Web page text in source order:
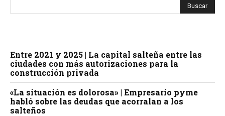
Entre 2021 y 2025 | La capital salteña entre las
ciudades con más autorizaciones para la
construcción privada
«La situación es dolorosa» | Empresario pyme
habló sobre las deudas que acorralan a los
salteños